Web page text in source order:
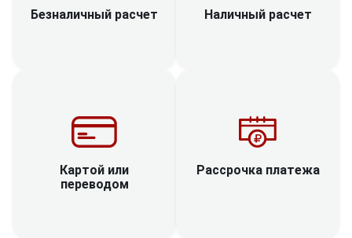
Безналичный расчет Наличный расчет
Картой или
переводом
Рассрочка платежа